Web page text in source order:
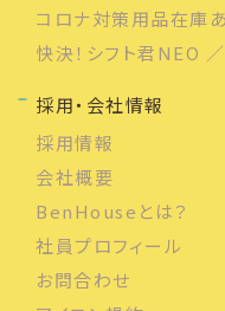
コロナ対策用品在庫
快決！シフト君NEO
採用・会社情報
採用情報
会社概要
BenHouseとは？
社員プロフィール
お問合わせ